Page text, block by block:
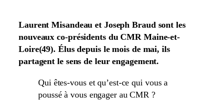
Laurent Misandeau et Joseph Braud sont les
nouveaux co-présidents du CMR Maine-et-
Loire(49). Élus depuis le mois de mai, ils
partagent le sens de leur engagement.
Qui êtes-vous et qu’est-ce qui vous a
poussé à vous engager au CMR ?